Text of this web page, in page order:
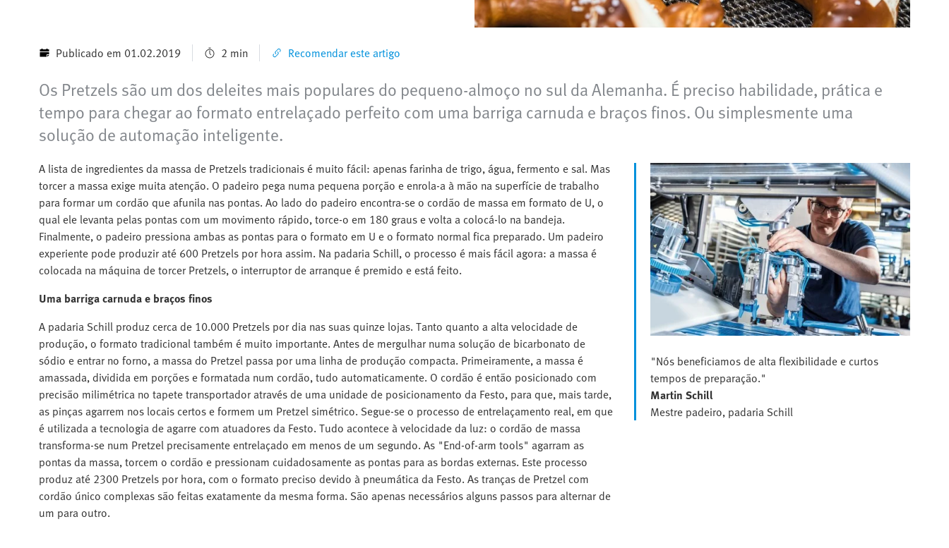
Publicado em 01.02.2019 2 min Recomendar este artigo
Os Pretzels são um dos deleites mais populares do pequeno-almoço no sul da Alemanha. É preciso habilidade, prática e
tempo para chegar ao formato entrelaçado perfeito com uma barriga carnuda e braços finos. Ou simplesmente uma
solução de automação inteligente.
A lista de ingredientes da massa de Pretzels tradicionais é muito fácil: apenas farinha de trigo, água, fermento e sal. Mas
torcer a massa exige muita atenção. O padeiro pega numa pequena porção e enrola-a à mão na superfície de trabalho
para formar um cordão que afunila nas pontas. Ao lado do padeiro encontra-se o cordão de massa em formato de U, o
qual ele levanta pelas pontas com um movimento rápido, torce-o em 180 graus e volta a colocá-lo na bandeja.
Finalmente, o padeiro pressiona ambas as pontas para o formato em U e o formato normal fica preparado. Um padeiro
experiente pode produzir até 600 Pretzels por hora assim. Na padaria Schill, o processo é mais fácil agora: a massa é
colocada na máquina de torcer Pretzels, o interruptor de arranque é premido e está feito.
Uma barriga carnuda e braços finos
A padaria Schill produz cerca de 10.000 Pretzels por dia nas suas quinze lojas. Tanto quanto a alta velocidade de
produção, o formato tradicional também é muito importante. Antes de mergulhar numa solução de bicarbonato de
sódio e entrar no forno, a massa do Pretzel passa por uma linha de produção compacta. Primeiramente, a massa é
amassada, dividida em porções e formatada num cordão, tudo automaticamente. O cordão é então posicionado com
precisão milimétrica no tapete transportador através de uma unidade de posicionamento da Festo, para que, mais tarde,
as pinças agarrem nos locais certos e formem um Pretzel simétrico. Segue-se o processo de entrelaçamento real, em que
é utilizada a tecnologia de agarre com atuadores da Festo. Tudo acontece à velocidade da luz: o cordão de massa
transforma-se num Pretzel precisamente entrelaçado em menos de um segundo. As "End-of-arm tools" agarram as
pontas da massa, torcem o cordão e pressionam cuidadosamente as pontas para as bordas externas. Este processo
produz até 2300 Pretzels por hora, com o formato preciso devido à pneumática da Festo. As tranças de Pretzel com
cordão único complexas são feitas exatamente da mesma forma. São apenas necessários alguns passos para alternar de
um para outro.
"Nós beneficiamos de alta flexibilidade e curtos
tempos de preparação."
Martin Schill
Mestre padeiro, padaria Schill